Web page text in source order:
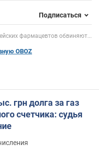
Подписаться
фармацевтов обвиняют...
OBOZ
грн долга за газ
счетчика: судья